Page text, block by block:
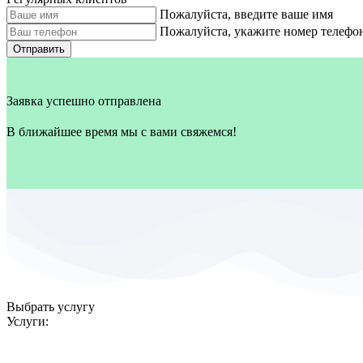
Пожалуйста, введите ваше имя
Пожалуйста, укажите номер
Отправить
Заявка успешно отправлена
В ближайшее время мы с вами свяжемся!
Выбрать услугу
Услуги: